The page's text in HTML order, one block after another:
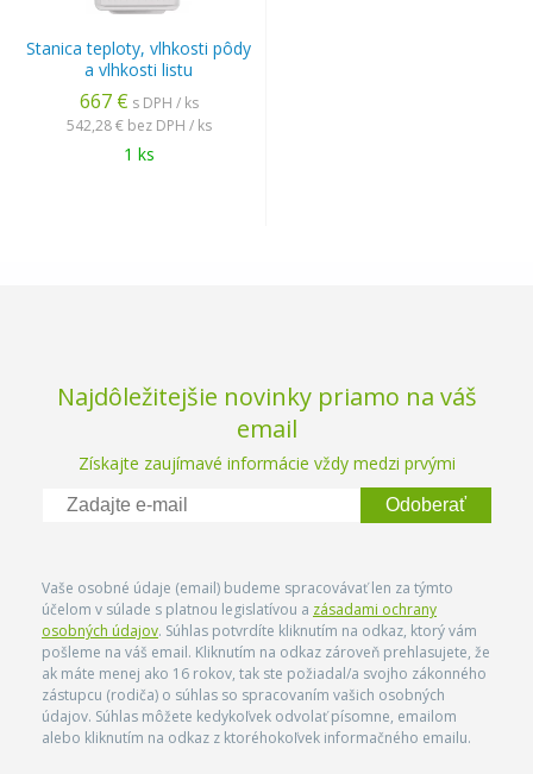
Stanica teploty, vlhkosti pôdy
a vlhkosti listu
667 € s DPH / ks
542,28 € bez DPH / ks
1 ks
Najdôležitejšie novinky priamo na váš
email
Získajte zaujímavé informácie vždy medzi prvými
Odoberať
Vaše osobné údaje (email) budeme spracovávať len za týmto
účelom v súlade s platnou legislatívou a zásadami ochrany
osobných údajov. Súhlas potvrdíte kliknutím na odkaz, ktorý vám
pošleme na váš email. Kliknutím na odkaz zároveň prehlasujete, že
ak máte menej ako 16 rokov, tak ste požiadal/a svojho zákonného
zástupcu (rodiča) o súhlas so spracovaním vašich osobných
údajov. Súhlas môžete kedykoľvek odvolať písomne, emailom
alebo kliknutím na odkaz z ktoréhokoľvek informačného emailu.